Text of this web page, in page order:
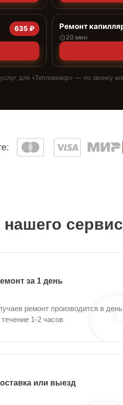
635 ₽ Ремонт
20 мин
для «Тепловизор» — по звонку
за 1 день
ремонт производится в день
течение 1-2 часов
или выезд